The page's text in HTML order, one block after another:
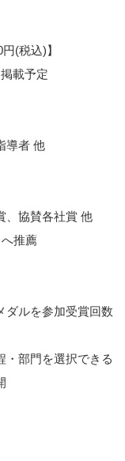
(税込)】
載予定
導者 他
、協賛各社賞 他
推薦
ダルを参加受賞回数
・部門を選択できる